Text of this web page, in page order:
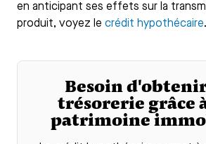
en anticipant ses effets sur la
produit, voyez le crédit hypothécaire.
Besoin
trésorerie grâce
patrimoine